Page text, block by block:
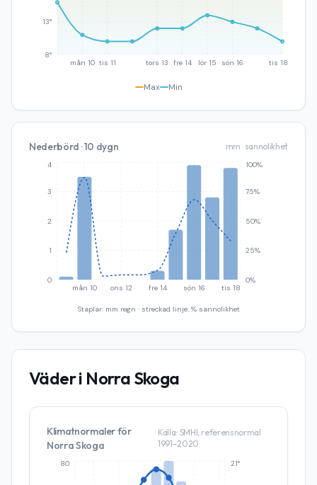
mån 10 tis 11 tors 13 fre 14 lör 15 sön 16 tis 18
8°
13°
Max Min
Nederbörd · 10 dygn mm · sannolikhet
mån 10 ons 12 fre 14 sön 16 tis 18
0
1
2
3
4
0%
25%
50%
75%
100%
Staplar: mm regn · streckad linje: % sannolikhet
Väder i Norra Skoga
Klimatnormaler för
Norra Skoga
Källa: SMHI, referensnormal
1991–2020
80 21°